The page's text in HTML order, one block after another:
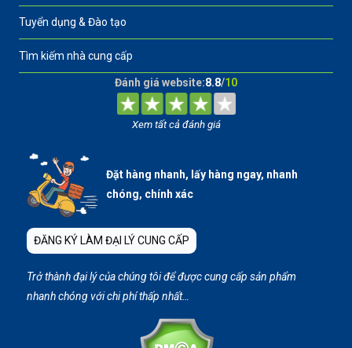
Tuyển dụng & Đào tạo
Tìm kiếm nhà cung cấp
Đánh giá website:8.8/10
Xem tất cả đánh giá
Đặt hàng nhanh, lấy hàng ngay, nhanh
chóng, chính xác
ĐĂNG KÝ LÀM ĐẠI LÝ CUNG CẤP
Trở thành đại lý của chúng tôi để được cung cấp sản phẩm
nhanh chóng với chi phí thấp nhất…